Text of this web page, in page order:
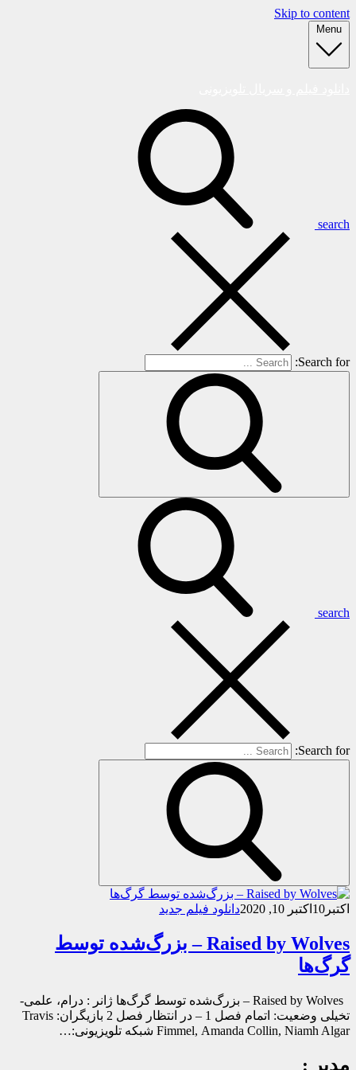
Skip to content
Menu
search
Search for:
search
Search for:
اکتبر 10 اکتبر 10, 2020 دانلود فیلم جدید
Raised by Wolves – بزرگ‌شده توسط
گرگ‌ها
Raised by Wolves – بزرگ‌شده توسط گرگ‌ها ژانر : درام، علمی-
تخیلی وضعیت: اتمام فصل 1 – در انتظار فصل 2 بازیگران: Travis
Fimmel, Amanda Collin, Niamh Algar شبکه تلویزیونی:…
مدیر :